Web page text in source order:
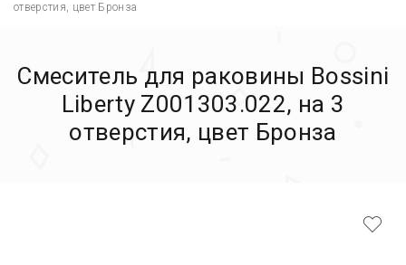
отверстия, цвет Бронза
Смеситель для раковины Bossini
Liberty Z001303.022, на 3
отверстия, цвет Бронза